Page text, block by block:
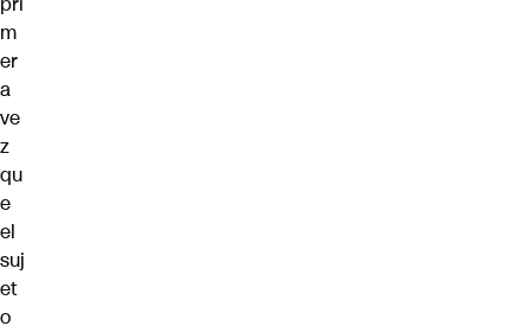
m
er
a
ve
z
qu
e
el
suj
et
o